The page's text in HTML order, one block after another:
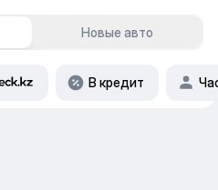
Новые авто
В кредит